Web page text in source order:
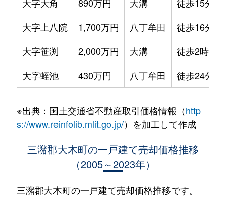
大字上八院
1,700万円 八丁牟田
徒歩16分
大字笹渕
2,000万円 大溝
徒歩2時間
大字蛭池
430万円 八丁牟田 徒歩24分
※出典：国土交通省不動産取引価格情報（http
s://www.reinfolib.mlit.go.jp/）を加工して作成
三潴郡大木町の一戸建て売却価格推移
（2005～2023年）
三潴郡大木町の一戸建て売却価格推移です。